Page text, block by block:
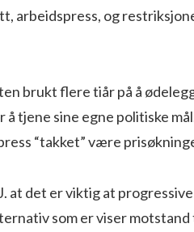
arbeidspress, og
brukt flere tiår på å
tjene sine egne politiske
“takket” være
at det er viktig at
som er viser